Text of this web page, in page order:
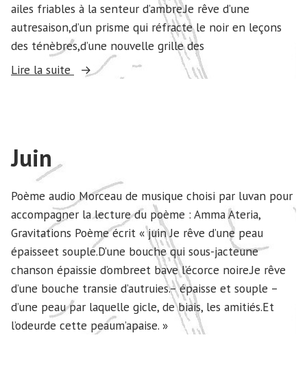
ailes friables à la senteur d’ambre.Je rêve d’une
autresaison,d’un prisme qui réfracte le noir en leçons
des ténèbres,d’une nouvelle grille des
Lire la suite
« Juillet »
Juin
Poème audio Morceau de musique choisi par luvan pour
accompagner la lecture du poème : Amma Ateria,
Gravitations Poème écrit « juin Je rêve d’une peau
épaisseet souple.D’une bouche qui sous-jacteune
chanson épaissie d’ombreet bave l’écorce noire.Je rêve
d’une bouche transie d’autruies.– épaisse et souple –
d’une peau par laquelle gicle, de biais, les amitiés.Et
l’odeurde cette peaum’apaise. »